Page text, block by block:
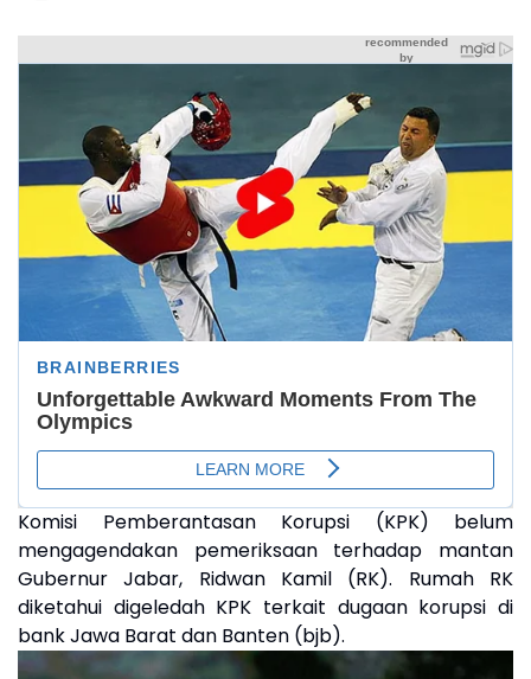
Komisi Pemberantasan Korupsi (KPK) belum
mengagendakan pemeriksaan terhadap mantan
Gubernur Jabar, Ridwan Kamil (RK). Rumah RK
diketahui digeledah KPK terkait dugaan korupsi di
bank Jawa Barat dan Banten (bjb).